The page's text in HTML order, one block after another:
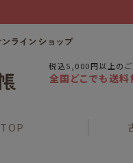
税込5,000円以上のご
全国どこでも送料
TOP